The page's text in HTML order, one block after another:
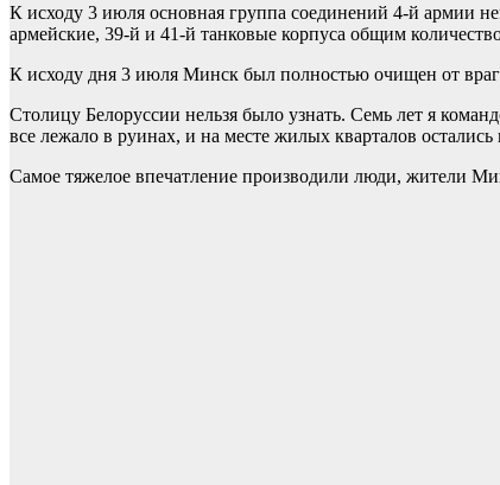
К исходу 3 июля основная группа соединений 4-й армии
армейские, 39-й и 41-й танковые корпуса общим
К исходу дня 3 июля Минск был полностью очищен от
Столицу Белоруссии нельзя было узнать. Семь лет я
все лежало в руинах, и на месте жилых кварталов
Самое тяжелое впечатление производили люди, жители